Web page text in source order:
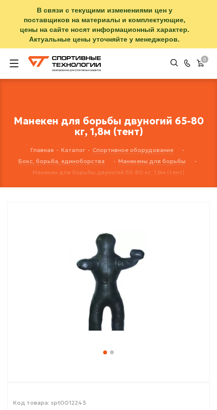
В связи с текущими изменениями цен у
поставщиков на материалы и комплектующие,
цены на сайте носят информационный характер.
Актуальные цены уточняйте у менеджеров.
0
Манекен для борьбы двуногий 65-80
кг, 1,8м (тент)
Главная - Каталог - Спортивное оборудование
-
Бокс, борьба, единоборства
- Манекены для борьбы
-
Манекен для борьбы двуногий 65-80 кг, 1,8м (тент)
Код товара: spt0012243